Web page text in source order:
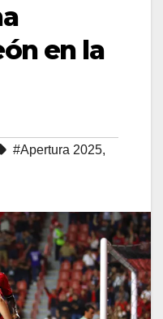
en la
#Apertura 2025,